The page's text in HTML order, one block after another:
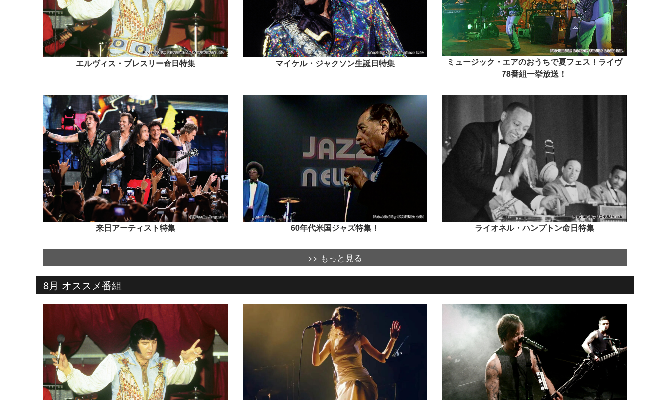
エルヴィス・プレスリー命日特集 マイケル・ジャクソン生誕日特集
ミュージック・エアのおうちで夏フェス！ライヴ
78番組一挙放送！
来日アーティスト特集 60年代米国ジャズ特集！ ライオネル・ハンプトン命日特集
>> もっと見る
8月 オススメ番組